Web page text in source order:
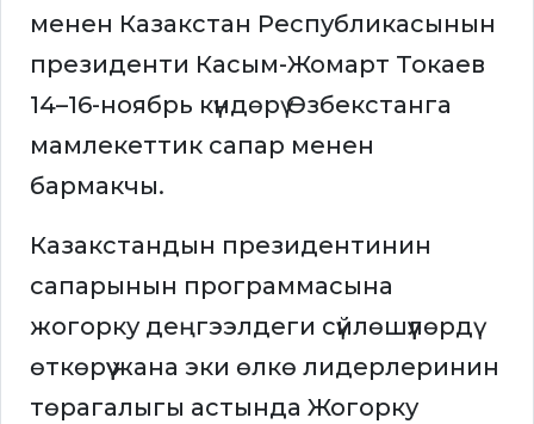
менен Казакстан Республикасынын
президенти Касым-Жомарт Токаев
14–16-ноябрь күндөрү Өзбекстанга
мамлекеттик сапар менен
бармакчы.
Казакстандын президентинин
сапарынын программасына
жогорку деңгээлдеги сүйлөшүүлөрдү
өткөрүү жана эки өлкө лидерлеринин
төрагалыгы астында Жогорку